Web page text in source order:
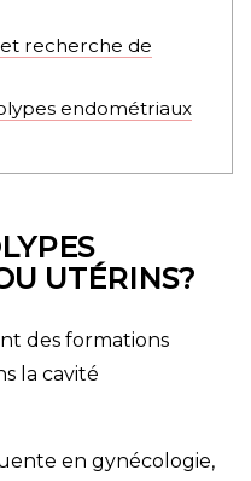
recherche de
endométriaux
UTÉRINS?
des formations
la cavité
en gynécologie,